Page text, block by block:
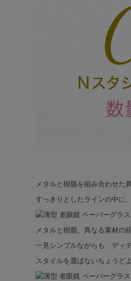
メタルと樹脂を組み合わせた
すっきりとしたラインの中に
メタルと樹脂、異なる素材の
一見シンプルながらも、ディ
スタイルを選ばないちょうど